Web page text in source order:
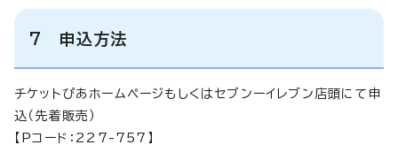
7 申込方法
チケットぴあホームページもしくはセブンーイレブン店頭にて申
込（先着販売）
【Pコード：227-757】